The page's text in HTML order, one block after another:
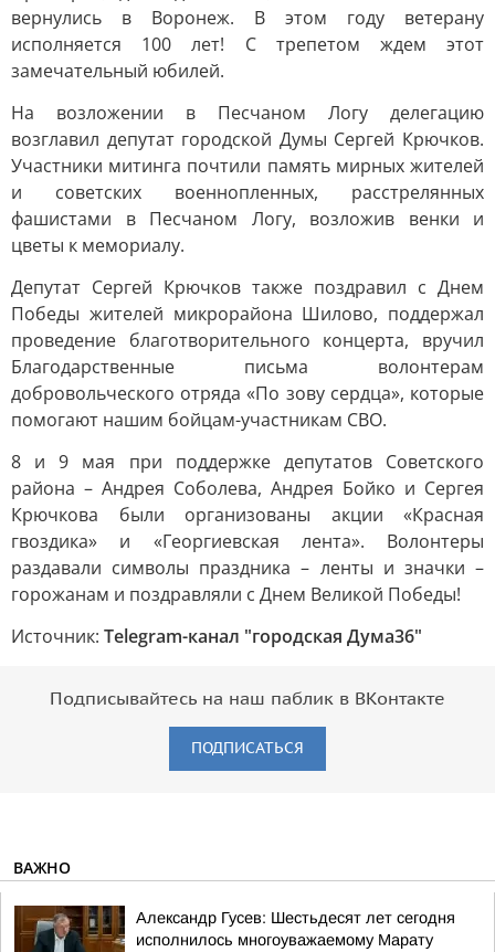
вернулись в Воронеж. В этом году ветерану
исполняется 100 лет! С трепетом ждем этот
замечательный юбилей.
На возложении в Песчаном Логу делегацию
возглавил депутат городской Думы Сергей Крючков.
Участники митинга почтили память мирных жителей
и советских военнопленных, расстрелянных
фашистами в Песчаном Логу, возложив венки и
цветы к мемориалу.
Депутат Сергей Крючков также поздравил с Днем
Победы жителей микрорайона Шилово, поддержал
проведение благотворительного концерта, вручил
Благодарственные письма волонтерам
добровольческого отряда «По зову сердца», которые
помогают нашим бойцам-участникам СВО.
8 и 9 мая при поддержке депутатов Советского
района – Андрея Соболева, Андрея Бойко и Сергея
Крючкова были организованы акции «Красная
гвоздика» и «Георгиевская лента». Волонтеры
раздавали символы праздника – ленты и значки –
горожанам и поздравляли с Днем Великой Победы!
Источник: Telegram-канал "городская Дума36"
Подписывайтесь на наш паблик в ВКонтакте
ПОДПИСАТЬСЯ
ВАЖНО
Александр Гусев: Шестьдесят лет сегодня
исполнилось многоуважаемому Марату